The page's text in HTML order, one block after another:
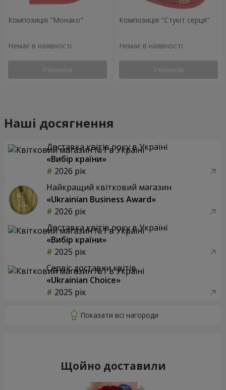
Композиція "Монако"
Немає в наявності
Уточнити
Композиція "Стукіт серця"
Немає в наявності
Уточнити
Наші досягнення
Доставка квітів року в Україні
«Вибір країни»
2026 рік
Найкращий квітковий магазин
«Ukrainian Business Award»
2026 рік
Доставка квітів року в Україні
«Вибір країни»
2025 рік
Сервіс доставки квітів
«Ukrainian Choice»
2025 рік
Щойно доставили